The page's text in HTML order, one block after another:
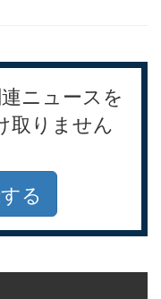
ニュースを
取りません
る